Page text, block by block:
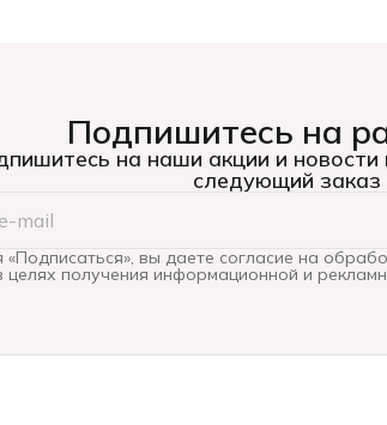
Подпишитесь на
на наши акции и новости
следующий заказ
вы даете согласие на
целях получения информационной и